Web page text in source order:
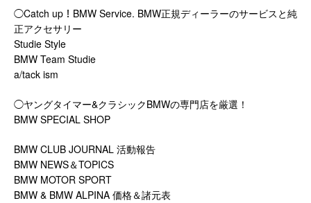
◯Catch up！BMW Service. BMW正規ディーラーのサービスと純
正アクセサリー
Studie Style
BMW Team Studie
a/tack ism
◯ヤングタイマー&クラシックBMWの専門店を厳選！
BMW SPECIAL SHOP
BMW CLUB JOURNAL 活動報告
BMW NEWS＆TOPICS
BMW MOTOR SPORT
BMW & BMW ALPINA 価格＆諸元表